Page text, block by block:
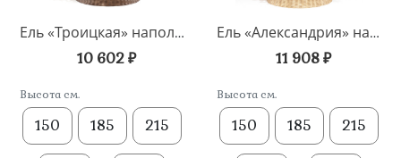
Ель «Троицкая» напольная
10 602 ₽
Высота см.
150 185 215
Ель «Александрия» напольная
11 908 ₽
Высота см.
150 185 215